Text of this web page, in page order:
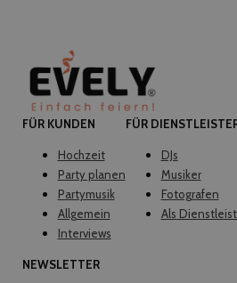
FÜR KUNDEN
Hochzeit
Party planen
Partymusik
Allgemein
Interviews
FÜR
DJs
Musiker
Fotografen
Als
NEWSLETTER